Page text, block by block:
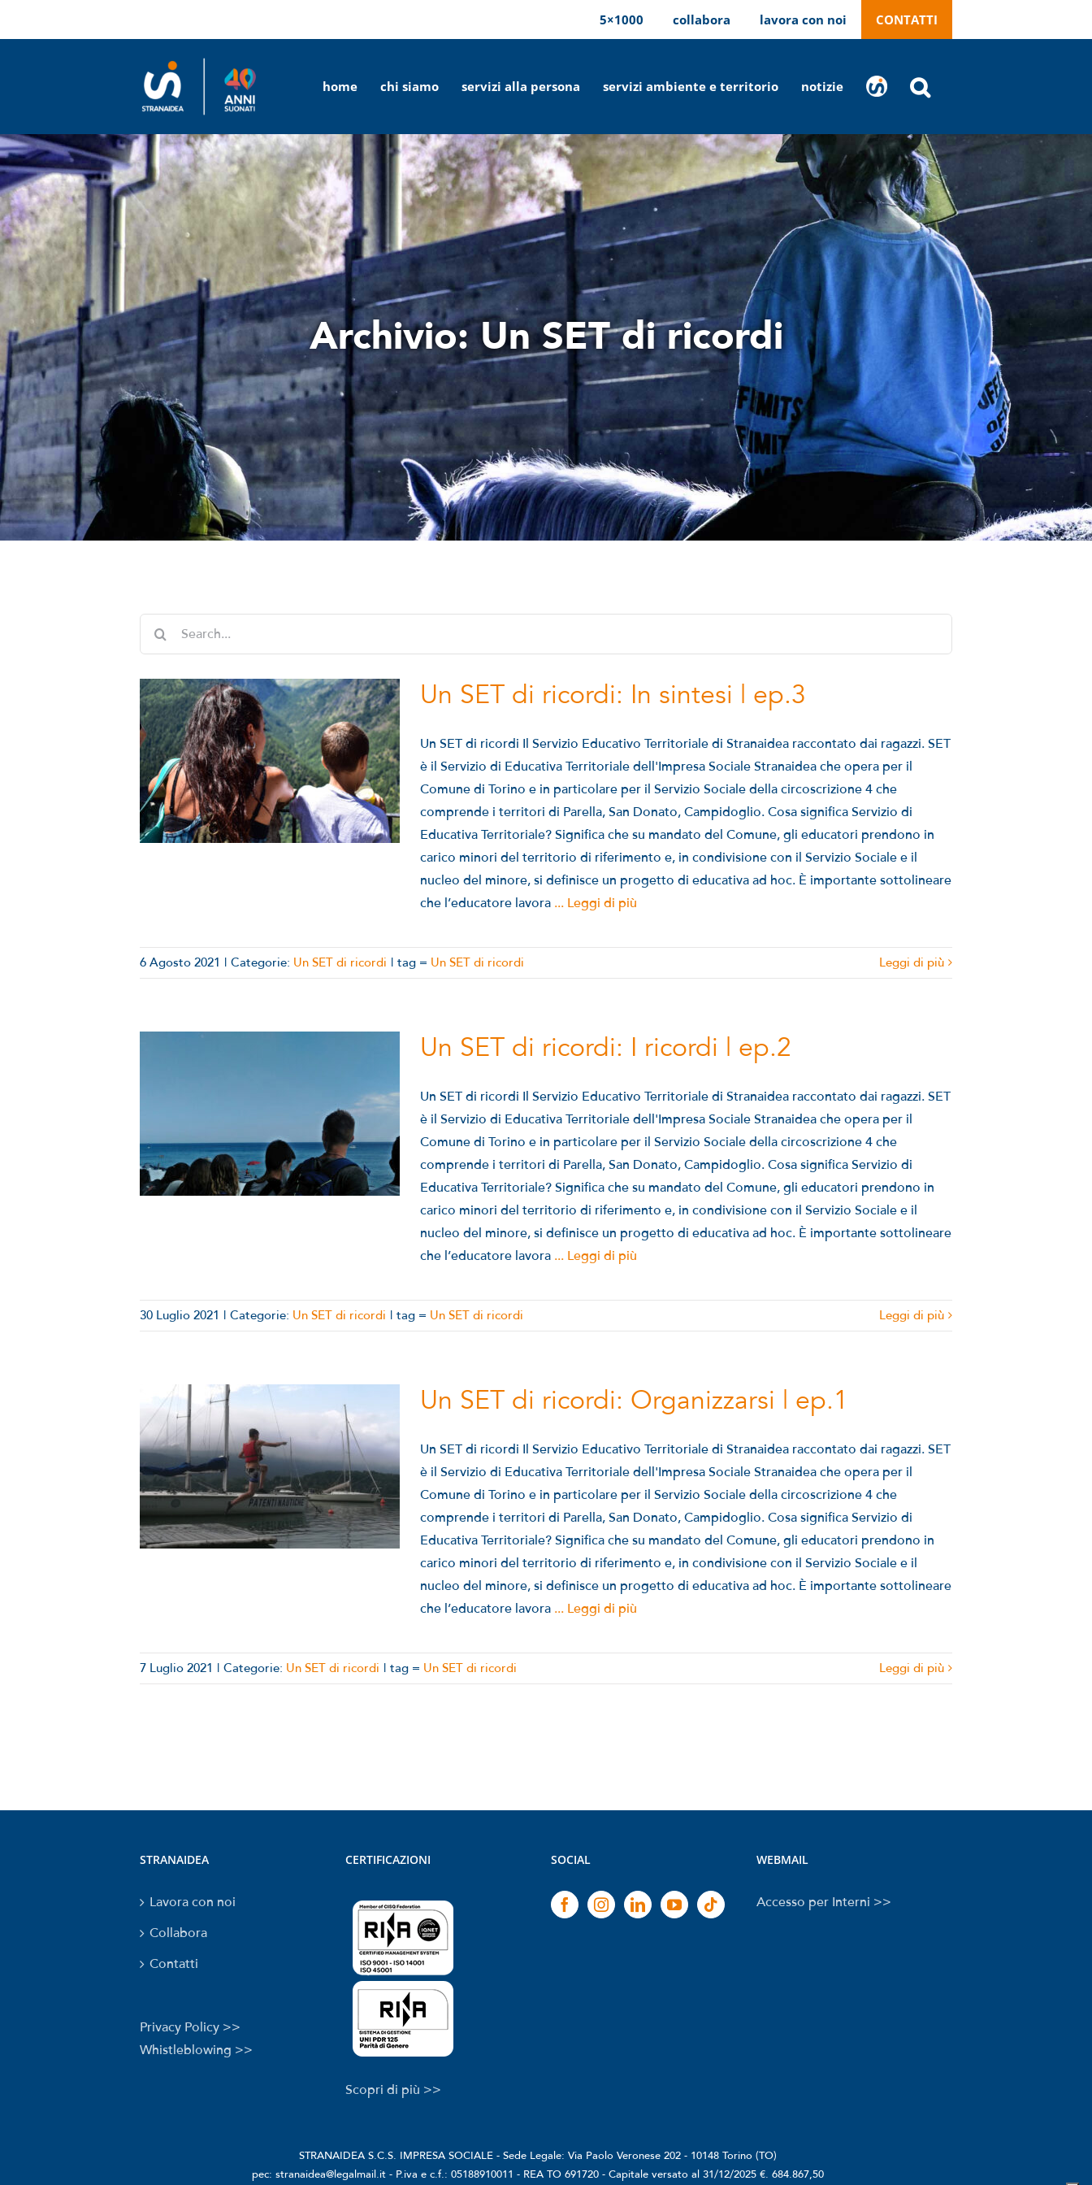
5×1000 collabora lavora con noi CONTATTI
home chi siamo servizi alla persona servizi ambiente e territorio notizie
stranaragione
Archivio: Un SET di ricordi
Cerca
Un SET di ricordi: In sintesi | ep.3
Un SET di ricordi Il Servizio Educativo Territoriale di Stranaidea raccontato dai ragazzi. SET
è il Servizio di Educativa Territoriale dell'Impresa Sociale Stranaidea che opera per il
Comune di Torino e in particolare per il Servizio Sociale della circoscrizione 4 che
comprende i territori di Parella, San Donato, Campidoglio. Cosa significa Servizio di
Educativa Territoriale? Significa che su mandato del Comune, gli educatori prendono in
carico minori del territorio di riferimento e, in condivisione con il Servizio Sociale e il
nucleo del minore, si definisce un progetto di educativa ad hoc. È importante sottolineare
che l’educatore lavora ... Leggi di più
6 Agosto 2021 | Categorie: Un SET di ricordi | tag = Un SET di ricordi Leggi di più
Un SET di ricordi: I ricordi | ep.2
Un SET di ricordi Il Servizio Educativo Territoriale di Stranaidea raccontato dai ragazzi. SET
è il Servizio di Educativa Territoriale dell'Impresa Sociale Stranaidea che opera per il
Comune di Torino e in particolare per il Servizio Sociale della circoscrizione 4 che
comprende i territori di Parella, San Donato, Campidoglio. Cosa significa Servizio di
Educativa Territoriale? Significa che su mandato del Comune, gli educatori prendono in
carico minori del territorio di riferimento e, in condivisione con il Servizio Sociale e il
nucleo del minore, si definisce un progetto di educativa ad hoc. È importante sottolineare
che l’educatore lavora ... Leggi di più
30 Luglio 2021 | Categorie: Un SET di ricordi | tag = Un SET di ricordi Leggi di più
Un SET di ricordi: Organizzarsi | ep.1
Un SET di ricordi Il Servizio Educativo Territoriale di Stranaidea raccontato dai ragazzi. SET
è il Servizio di Educativa Territoriale dell'Impresa Sociale Stranaidea che opera per il
Comune di Torino e in particolare per il Servizio Sociale della circoscrizione 4 che
comprende i territori di Parella, San Donato, Campidoglio. Cosa significa Servizio di
Educativa Territoriale? Significa che su mandato del Comune, gli educatori prendono in
carico minori del territorio di riferimento e, in condivisione con il Servizio Sociale e il
nucleo del minore, si definisce un progetto di educativa ad hoc. È importante sottolineare
che l’educatore lavora ... Leggi di più
7 Luglio 2021 | Categorie: Un SET di ricordi | tag = Un SET di ricordi Leggi di più
STRANAIDEA
Lavora con noi
Collabora
Contatti
Privacy Policy >>
Whistleblowing >>
CERTIFICAZIONI
Scopri di più >>
SOCIAL WEBMAIL
Accesso per Interni >>
STRANAIDEA S.C.S. IMPRESA SOCIALE - Sede Legale: Via Paolo Veronese 202 - 10148 Torino (TO)
pec: stranaidea@legalmail.it - P.iva e c.f.: 05188910011 - REA TO 691720 - Capitale versato al 31/12/2025 €. 684.867,50